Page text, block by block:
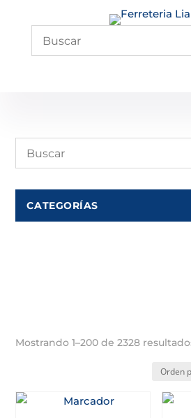
CATEGORÍAS
Mostrando 1–200 de 2328